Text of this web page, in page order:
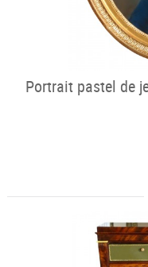
Portrait pastel de